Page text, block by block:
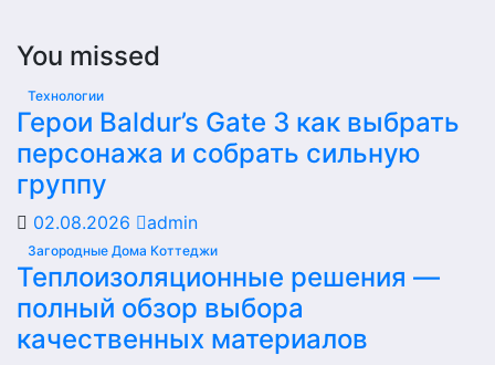
You missed
Технологии
Герои Baldur’s Gate 3 как выбрать
персонажа и собрать сильную
группу
02.08.2026 admin
Загородные Дома Коттеджи
Теплоизоляционные решения —
полный обзор выбора
качественных материалов